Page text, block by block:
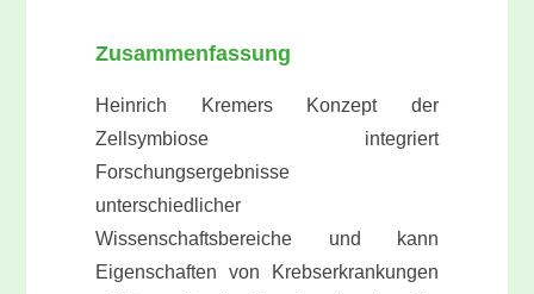
Zusammenfassung
Heinrich Kremers Konzept der
Zellsymbiose integriert
Forschungsergebnisse
unterschiedlicher
Wissenschaftsbereiche und kann
Eigenschaften von Krebserkrankungen